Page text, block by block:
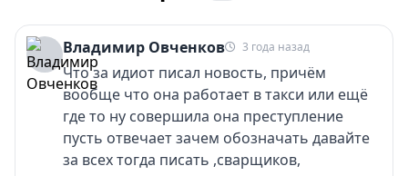
Владимир Овченков 3 года назад
Что за идиот писал новость, причём
вообще что она работает в такси или ещё
где то ну совершила она преступление
пусть отвечает зачем обозначать давайте
за всех тогда писать ,сварщиков,